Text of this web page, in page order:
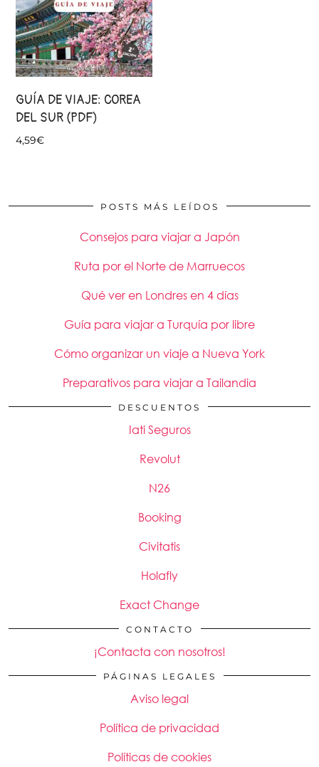
GUÍA DE VIAJE: COREA
DEL SUR (PDF)
4,59€
POSTS MÁS LEÍDOS
Consejos para viajar a Japón
Ruta por el Norte de Marruecos
Qué ver en Londres en 4 días
Guía para viajar a Turquía por libre
Cómo organizar un viaje a Nueva York
Preparativos para viajar a Tailandia
DESCUENTOS
Iati Seguros
Revolut
N26
Booking
Civitatis
Holafly
Exact Change
CONTACTO
¡Contacta con nosotros!
PÁGINAS LEGALES
Aviso legal
Política de privacidad
Políticas de cookies